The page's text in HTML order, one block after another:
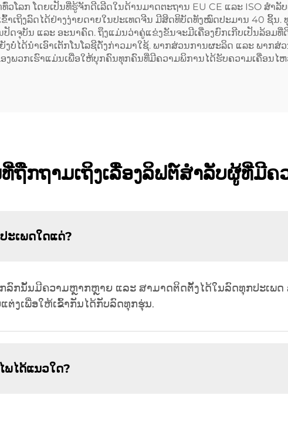
ໂລກ ໂດຍເປັນທີ່ຮູ້ຈັກດີເລີດໃນດ້ານມາດຕະຖານ EU CE ແລະ ISO ສຳລັ
ເຖິງລົດໄດ້ຢ່າງງ່າຍດາຍໃນປະເທດຈີນ ມີສິດທິບັດທັງໝົດປະມານ 40 ຊິ້ນ
ປັດຈຸບັນ ແລະ ອະນາຄົດ. ຖຶງແມ່ນວ່າຄູ່ແຂ່ງຂັນຈະມີເຄື່ອງຍົກເກີບເປັນລ້ອມ
ບໍ່ໄດ້ນຳເອົາເຕັກໂນໂລຊີດັ່ງກ່າວມາໃຊ້. ພາກສ່ວນການຜະລິດ ແລະ ພາກສ່
ງພວກເຮົາແມ່ນເພື່ອໃຫ້ບຸກຄົນທຸກຄົນທີ່ມີຄວາມພິການໄດ້ຮັບຄວາມເຄື່ອນໄ
ຖືກຖາມເຖິງເລື່ອງລິຟຕ໌ສຳລັບຜູ້ທີ່ມີຄ
ະເພດໃດແດ່?
ລົກນັ້ນມີຄວາມຫຼາກຫຼາຍ ແລະ ສາມາດຕິດຕັ້ງໄດ້ໃນລົດທຸກປະເພດ
ຕ່ງເພື່ອໃຫ້ເຂົ້າກັນໄດ້ກັບລົດທຸກຮຸ່ນ.
ໄດ້ແນວໃດ?